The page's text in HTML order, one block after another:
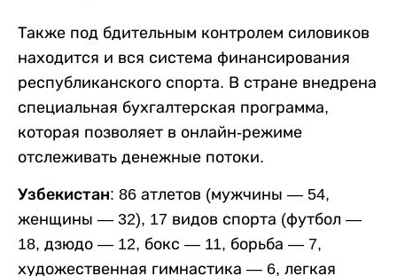
Также под бдительным контролем силовиков
находится и вся система финансирования
республиканского спорта. В стране внедрена
специальная бухгалтерская программа,
которая позволяет в онлайн-режиме
отслеживать денежные потоки.
Узбекистан: 86 атлетов (мужчины — 54,
женщины — 32), 17 видов спорта (футбол —
18, дзюдо — 12, бокс — 11, борьба — 7,
художественная гимнастика — 6, легкая